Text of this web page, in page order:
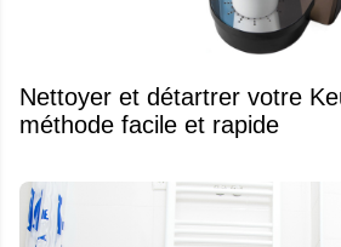
Nettoyer et détartrer votre
méthode facile et rapide